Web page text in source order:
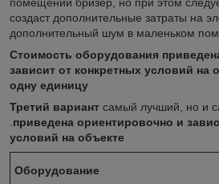
создаст дополнительные затраты на
дополнительный шум в маленьком
Стоимость оборудования
зависит от конкретных условий на
одну единицу
Третий вариант самый лучший, но и
приведена ориентировочно и
условий на объекте
Оборудование